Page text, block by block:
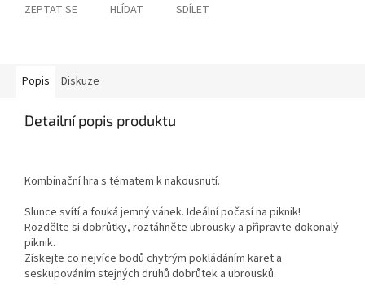
ZEPTAT SE HLÍDAT SDÍLET
Popis Diskuze
Detailní popis produktu
Kombinační hra s tématem k nakousnutí.
Slunce svítí a fouká jemný vánek. Ideální počasí na piknik!
Rozdělte si dobrůtky, roztáhněte ubrousky a připravte dokonalý
piknik.
Získejte co nejvíce bodů chytrým pokládáním karet a
seskupováním stejných druhů dobrůtek a ubrousků.